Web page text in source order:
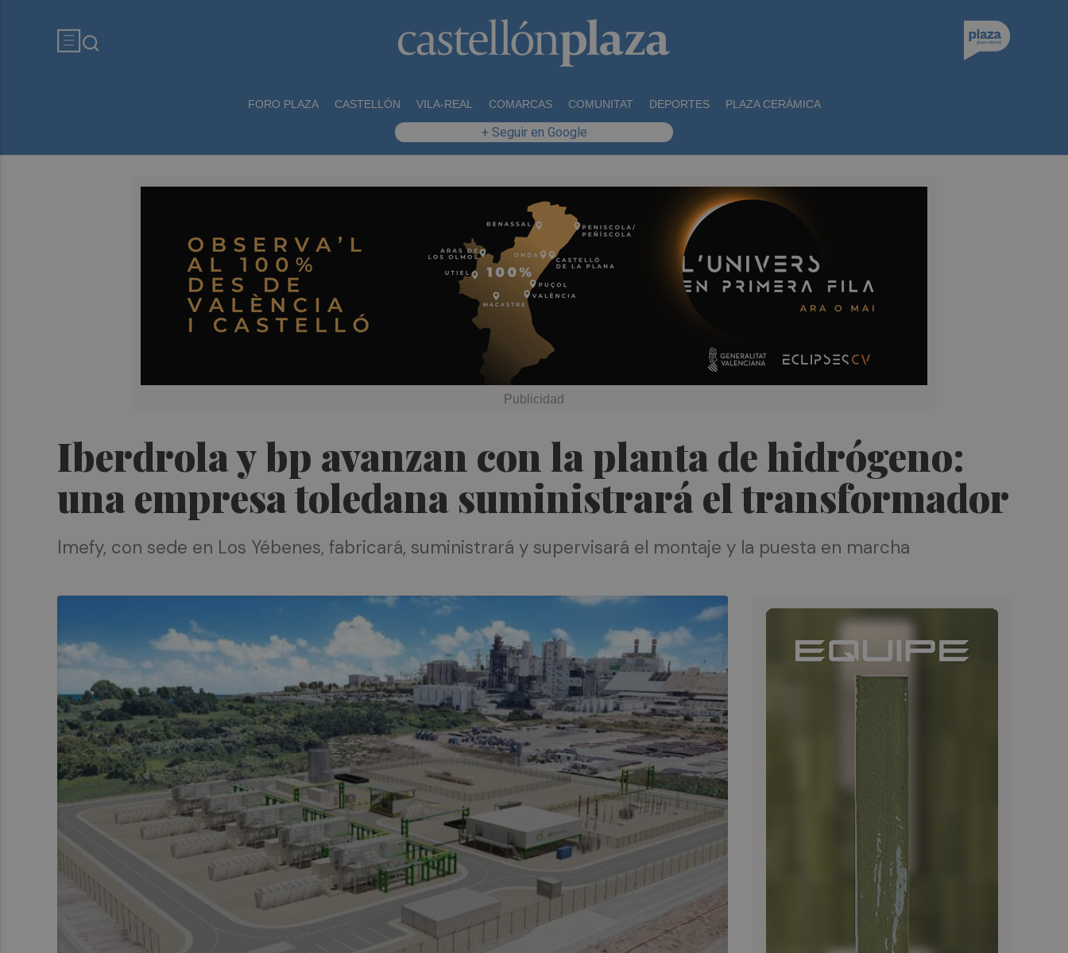
FORO PLAZA CASTELLÓN VILA-REAL COMARCAS COMUNITAT DEPORTES PLAZA CERÁMICA
+ Seguir en Google
Iberdrola y bp avanzan con la planta de hidrógeno:
una empresa toledana suministrará el transformador
Imefy, con sede en Los Yébenes, fabricará, suministrará y supervisará el montaje y la puesta en marcha